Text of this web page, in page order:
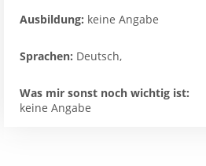
Ausbildung: keine Angabe
Sprachen: Deutsch,
Was mir sonst noch wichtig ist:
keine Angabe